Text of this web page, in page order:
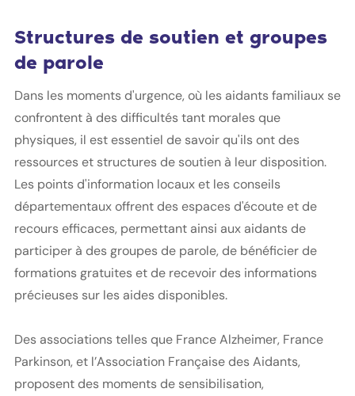
Structures de soutien et groupes
de parole
Dans les moments d'urgence, où les aidants familiaux se
confrontent à des difficultés tant morales que
physiques, il est essentiel de savoir qu'ils ont des
ressources et structures de soutien à leur disposition.
Les points d'information locaux et les conseils
départementaux offrent des espaces d'écoute et de
recours efficaces, permettant ainsi aux aidants de
participer à des groupes de parole, de bénéficier de
formations gratuites et de recevoir des informations
précieuses sur les aides disponibles.
Des associations telles que France Alzheimer, France
Parkinson, et l’Association Française des Aidants,
proposent des moments de sensibilisation,